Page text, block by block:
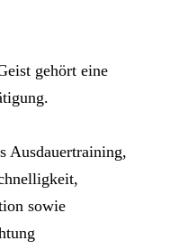
gehört eine
Ausdauertraining,
sowie